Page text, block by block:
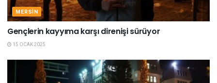
MERSIN
Gençlerin kayyıma karşı direnişi sürüyor
15 OCAK 2025